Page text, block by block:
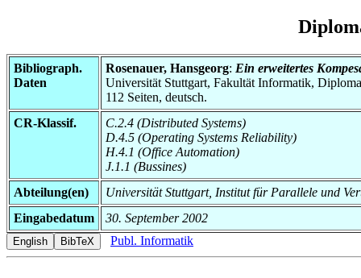
Bibliograph.
Daten
Rosenauer, Hansgeorg: Ein erweitertes
Universität Stuttgart, Fakultät Informatik,
112 Seiten, deutsch.
CR-Klassif.
C.2.4 (Distributed Systems)
D.4.5 (Operating Systems Reliability)
H.4.1 (Office Automation)
J.1.1 (Bussines)
Abteilung(en)
Universität Stuttgart, Institut für Parallele und
Eingabedatum
30. September 2002
Publ. Informatik